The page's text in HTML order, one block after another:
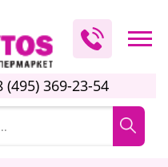
(495) 369-23-54